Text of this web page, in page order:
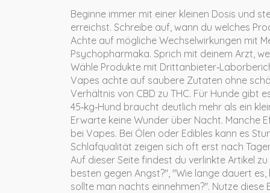
Beginne immer mit einer kleinen Dosis und
erreichst. Schreibe auf, wann du welches
Achte auf mögliche Wechselwirkungen mit
Psychopharmaka. Sprich mit deinem Arzt,
Wähle Produkte mit
Vapes achte auf saubere Zutaten ohne
Verhältnis von CBD zu THC. Für Hunde gibt
45‑kg‑Hund braucht deutlich mehr als ein
Erwarte keine Wunder über Nacht. Manche
bei Vapes. Bei Ölen oder Edibles kann es
Schlafqualität zeigen sich oft erst nach
Auf dieser Seite findest du verlinkte Artikel
besten gegen Angst?", "Wie lange dauert
sollte man nachts einnehmen?". Nutze diese